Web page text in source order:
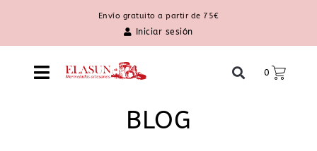
Envío gratuito a partir de 75€
Iniciar sesión
0
BLOG